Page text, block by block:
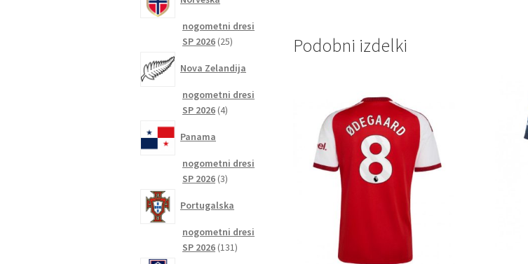
Podobni izdelki
nogometni dresi
SP 2026 2525
Nova Zelandija
nogometni dresi
SP 2026 44
Panama
nogometni dresi
SP 2026 33
Portugalska
nogometni dresi
SP 2026 131131